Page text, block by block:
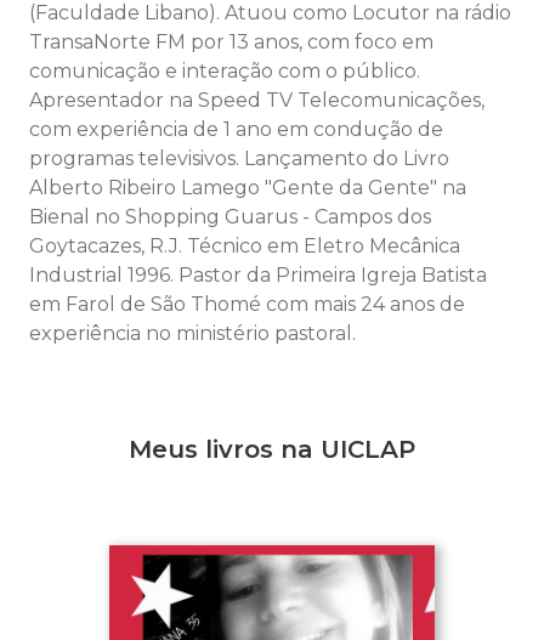
(Faculdade Libano). Atuou como Locutor na rádio
TransaNorte FM por 13 anos, com foco em
comunicação e interação com o público.
Apresentador na Speed TV Telecomunicações,
com experiência de 1 ano em condução de
programas televisivos. Lançamento do Livro
Alberto Ribeiro Lamego "Gente da Gente" na
Bienal no Shopping Guarus - Campos dos
Goytacazes, R.J. Técnico em Eletro Mecânica
Industrial 1996. Pastor da Primeira Igreja Batista
em Farol de São Thomé com mais 24 anos de
experiência no ministério pastoral.
Meus livros na UICLAP